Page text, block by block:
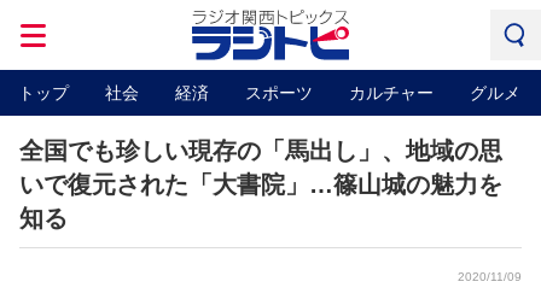
トップ 社会 経済 スポーツ カルチャー グルメ
全国でも珍しい現存の「馬出し」、地域の思
いで復元された「大書院」…篠山城の魅力を
知る
2020/11/09